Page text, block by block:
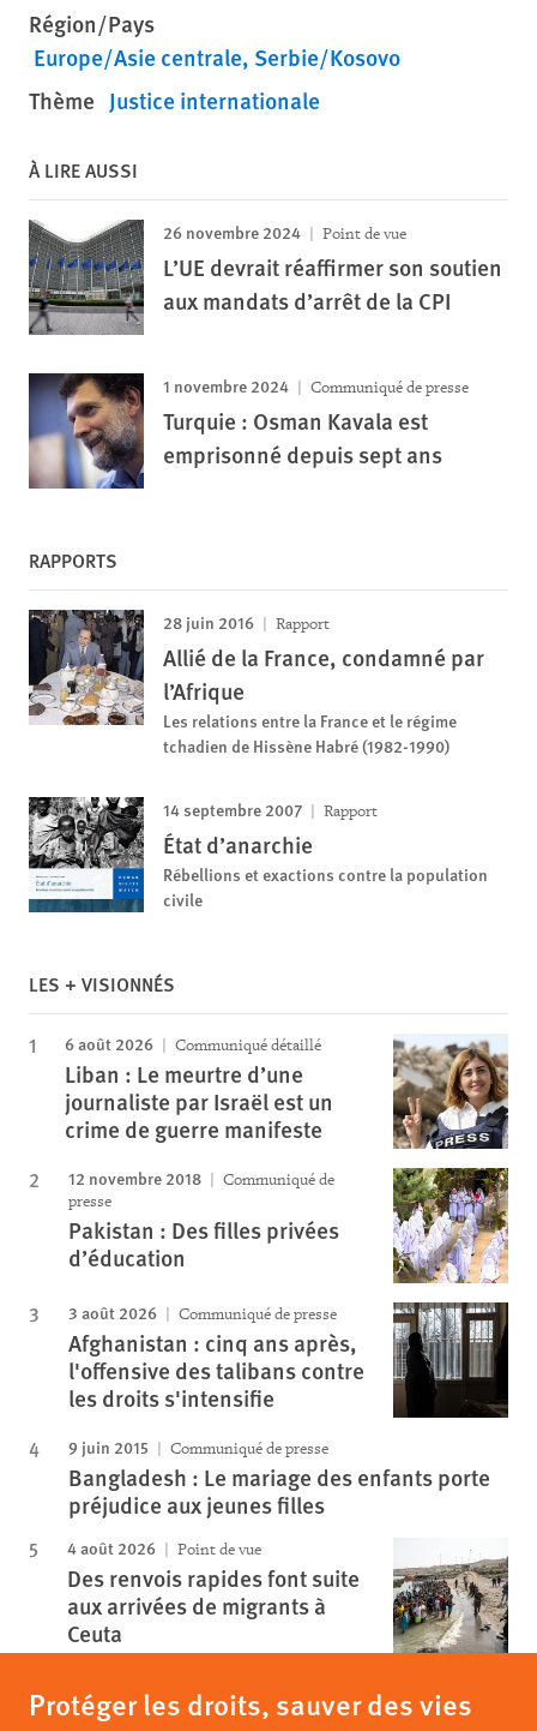
Région/Pays
Europe/Asie centrale Serbie/Kosovo
Thème Justice internationale
À LIRE AUSSI
26 novembre 2024 Point de vue
L’UE devrait réaffirmer son soutien
aux mandats d’arrêt de la CPI
1 novembre 2024 Communiqué de presse
Turquie : Osman Kavala est
emprisonné depuis sept ans
RAPPORTS
28 juin 2016 Rapport
Allié de la France, condamné par
l’Afrique
Les relations entre la France et le régime
tchadien de Hissène Habré (1982-1990)
14 septembre 2007 Rapport
État d’anarchie
Rébellions et exactions contre la population
civile
LES + VISIONNÉS
6 août 2026 Communiqué détaillé
Liban : Le meurtre d’une
journaliste par Israël est un
crime de guerre manifeste
12 novembre 2018
Communiqué de
presse
Pakistan : Des filles privées
d’éducation
3 août 2026 Communiqué de presse
Afghanistan : cinq ans après,
l'offensive des talibans contre
les droits s'intensifie
9 juin 2015 Communiqué de presse
Bangladesh : Le mariage des enfants porte
préjudice aux jeunes filles
4 août 2026 Point de vue
Des renvois rapides font suite
aux arrivées de migrants à
Ceuta
Protéger les droits, sauver des vies